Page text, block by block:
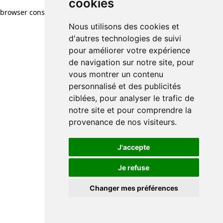
cookies
Nous utilisons des cookies et
d'autres technologies de suivi
pour améliorer votre expérience
de navigation sur notre site, pour
vous montrer un contenu
personnalisé et des publicités
ciblées, pour analyser le trafic de
notre site et pour comprendre la
provenance de nos visiteurs.
J'accepte
Je refuse
Changer mes préférences
browser console for more information)